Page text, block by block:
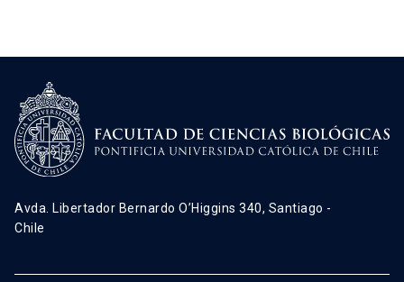
Avda. Libertador Bernardo O’Higgins 340, Santiago -
Chile